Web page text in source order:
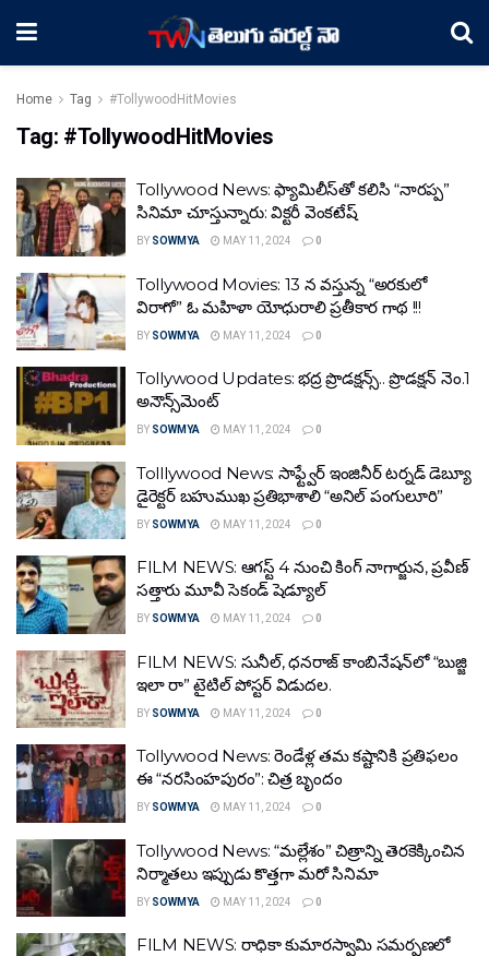
Home Tag #TollywoodHitMovies
Tag: #TollywoodHitMovies
Tollywood News: ఫ్యామిలీస్‌తో కలిసి “నారప్ప”
సినిమా చూస్తున్నారు: విక్టరీ వెంకటేష్‌
BY SOWMYA MAY 11, 2024 0
Tollywood Movies: 13 న వస్తున్న “అరకులో
విరాగో” ఓ మహిళా యోధురాలి ప్రతీకార గాథ !!!
BY SOWMYA MAY 11, 2024 0
Tollywood Updates: భ‌ద్ర ప్రొడ‌క్ష‌న్స్‌.. ప్రొడ‌క్ష‌న్ నెం.1
అనౌన్స్‌మెంట్‌
BY SOWMYA MAY 11, 2024 0
Tolllywood News: సాఫ్ట్వేర్ ఇంజినీర్ టర్నడ్ డెబ్యూ
డైరెక్టర్ బహుముఖ ప్రతిభాశాలి “అనిల్ పంగులూరి”
BY SOWMYA MAY 11, 2024 0
FILM NEWS: ఆగ‌స్ట్ 4 నుంచి కింగ్ నాగార్జున‌, ప్ర‌వీణ్
స‌త్తారు మూవీ సెకండ్ షెడ్యూల్‌
BY SOWMYA MAY 11, 2024 0
FILM NEWS: సునీల్‌, ధ‌న‌రాజ్ కాంబినేష‌న్‌లో “బుజ్జి
ఇలా రా” టైటిల్ పోస్ట‌ర్ విడుద‌ల‌.
BY SOWMYA MAY 11, 2024 0
Tollywood News: రెండేళ్ల తమ కష్టానికి ప్రతిఫలం
ఈ “నరసింహపురం”: చిత్ర బృందం
BY SOWMYA MAY 11, 2024 0
Tollywood News: “మల్లేశం” చిత్రాన్ని తెరకెక్కించిన
నిర్మాతలు ఇప్పుడు కొత్తగా మరో సినిమా
BY SOWMYA MAY 11, 2024 0
FILM NEWS: రాధికా కుమారస్వామి సమర్పణలో